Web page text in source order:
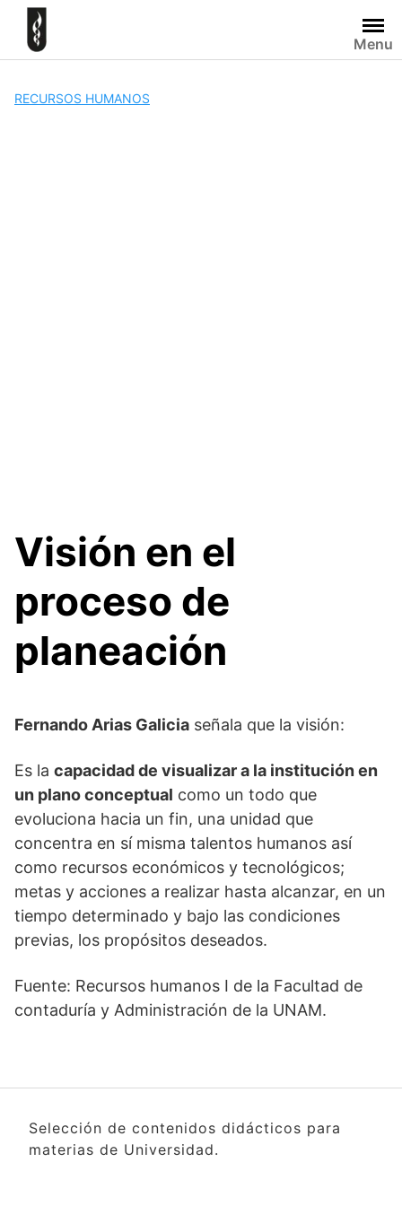
Skip
content
Menu
RECURSOS HUMANOS
Visión en el
proceso de
planeación
Fernando Arias Galicia señala que la visión:
Es la capacidad de visualizar a la institución en
un plano conceptual como un todo que
evoluciona hacia un fin, una unidad que
concentra en sí misma talentos humanos así
como recursos económicos y tecnológicos;
metas y acciones a realizar hasta alcanzar, en un
tiempo determinado y bajo las condiciones
previas, los propósitos deseados.
Fuente: Recursos humanos I de la Facultad de
contaduría y Administración de la UNAM.
Selección de contenidos didácticos para
materias de Universidad.